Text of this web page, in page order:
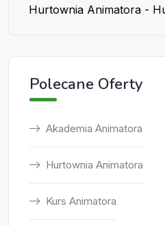
Hurtownia Animatora -
Polecane Oferty
Akademia Animatora
Hurtownia Animatora
Kurs Animatora